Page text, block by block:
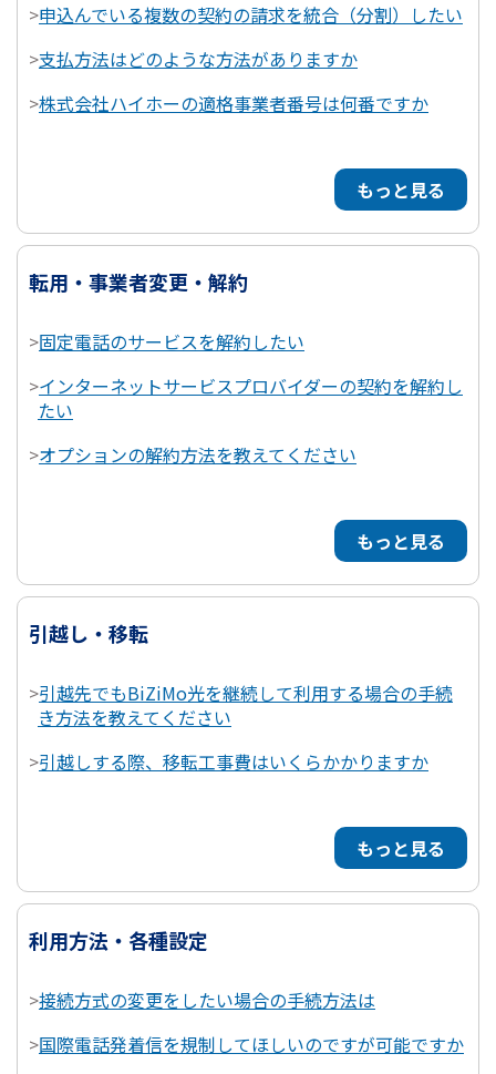
>申込んでいる複数の契約の請求を統合（分割）したい
>支払方法はどのような方法がありますか
>株式会社ハイホーの適格事業者番号は何番ですか
もっと見る
転用・事業者変更・解約
>固定電話のサービスを解約したい
>インターネットサービスプロバイダーの契約を解約し
たい
>オプションの解約方法を教えてください
もっと見る
引越し・移転
>引越先でもBiZiMo光を継続して利用する場合の手続
き方法を教えてください
>引越しする際、移転工事費はいくらかかりますか
もっと見る
利用方法・各種設定
>接続方式の変更をしたい場合の手続方法は
>国際電話発着信を規制してほしいのですが可能ですか